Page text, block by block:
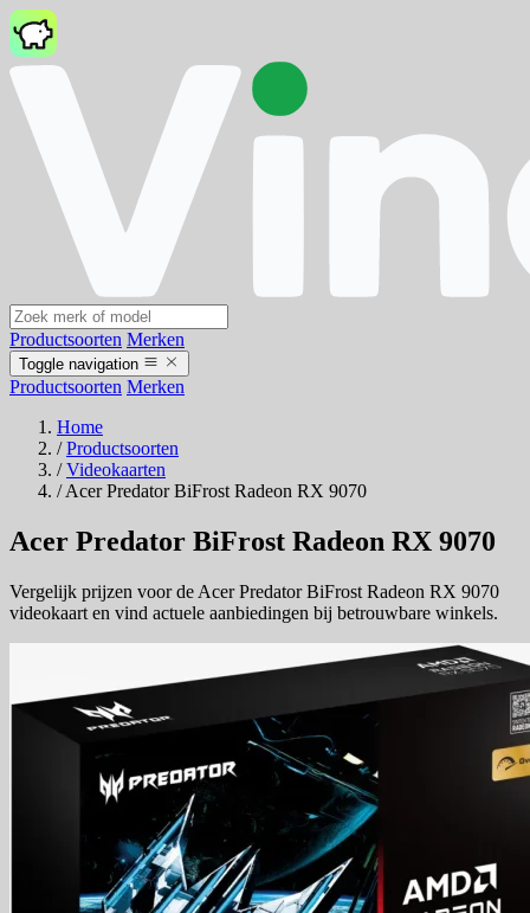
Productsoorten Merken
Toggle navigation
Productsoorten Merken
Home
/ Productsoorten
/ Videokaarten
/ Acer Predator BiFrost Radeon RX 9070
Acer Predator BiFrost Radeon RX 9070
Vergelijk prijzen voor de Acer Predator BiFrost Radeon RX 9070
videokaart en vind actuele aanbiedingen bij betrouwbare winkels.